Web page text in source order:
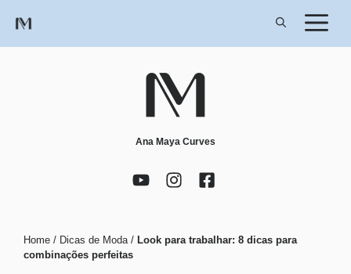
para
o
Home / Dicas de Moda/ Look para trabalhar: 8 dicas para
combinações perfeitas
Ana Maya Curves